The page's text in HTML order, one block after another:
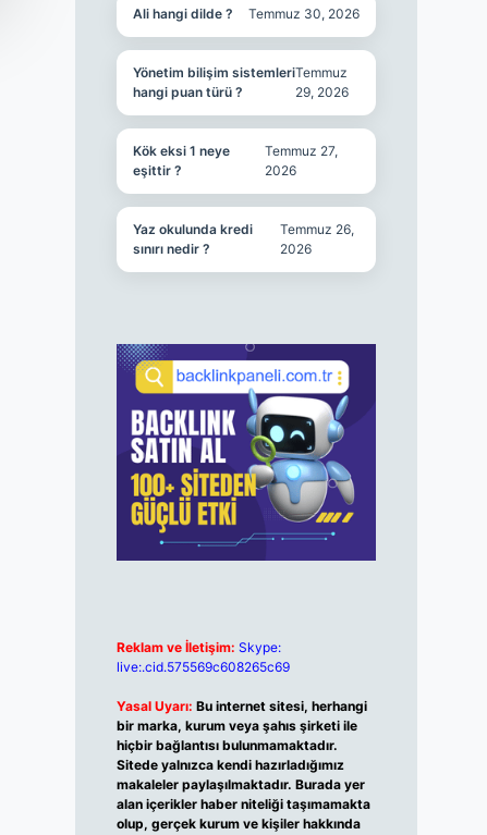
Ali hangi dilde ? Temmuz 30, 2026
Yönetim bilişim sistemleri
hangi puan türü ?
Temmuz
29, 2026
Kök eksi 1 neye
eşittir ?
Temmuz 27,
2026
Yaz okulunda kredi
sınırı nedir ?
Temmuz 26,
2026
Reklam ve İletişim: Skype:
live:.cid.575569c608265c69
Yasal Uyarı: Bu internet sitesi, herhangi
bir marka, kurum veya şahıs şirketi ile
hiçbir bağlantısı bulunmamaktadır.
Sitede yalnızca kendi hazırladığımız
makaleler paylaşılmaktadır. Burada yer
alan içerikler haber niteliği taşımamakta
olup, gerçek kurum ve kişiler hakkında